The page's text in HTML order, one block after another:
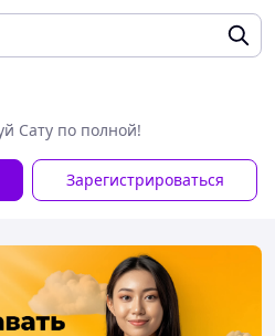
Сату по полной!
Зарегистрироваться